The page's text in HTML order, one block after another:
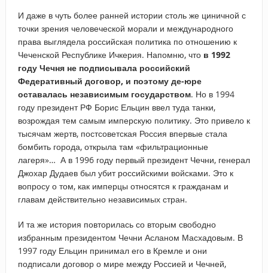
И даже в чуть более ранней истории столь же циничной с
точки зрения человеческой морали и международного
права выглядела российская политика по отношению к
Чеченской Республике Ичкерия. Напомню, что в 1992
году Чечня не подписывала российский
Федеративный договор, и поэтому де-юре
оставалась независимым государством. Но в 1994
году президент РФ Борис Ельцин ввел туда танки,
возрождая тем самым имперскую политику. Это привело к
тысячам жертв, постсоветская Россия впервые стала
бомбить города, открыла там «фильтрационные
лагеря»… А в 1996 году первый президент Чечни, генерал
Джохар Дудаев был убит российскими войсками. Это к
вопросу о том, как имперцы относятся к гражданам и
главам действительно независимых стран.
И та же история повторилась со вторым свободно
избранным президентом Чечни Асланом Масхадовым. В
1997 году Ельцин принимал его в Кремле и они
подписали договор о мире между Россией и Чечней,